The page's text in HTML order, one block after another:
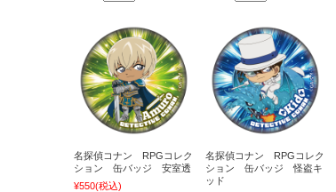
名探偵コナン RPGコレク
ション 缶バッジ 安室透
¥550(税込)
名探偵コナン RPGコレク
ション 缶バッジ 怪盗キ
ッド